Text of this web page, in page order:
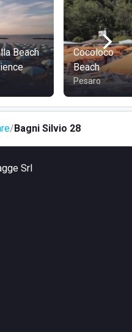
per i turisti e anche
o farmacie.
Beach
Cocoloco
Beach
Pesaro
Bagni Silvio 28
Srl